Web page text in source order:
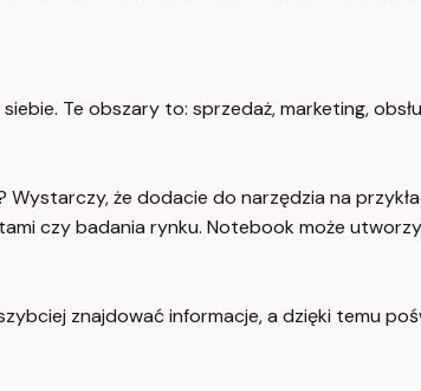
Te obszary to: sprzedaż, marketing,
że dodacie do narzędzia na
czy badania rynku. Notebook może
znajdować informacje, a dzięki temu